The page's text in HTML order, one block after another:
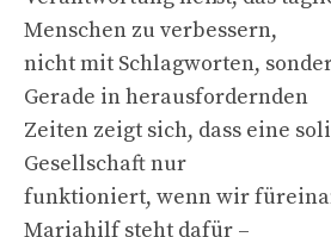
Menschen zu verbessern,
nicht mit Schlagworten,
Gerade in herausfordernden
Zeiten zeigt sich, dass eine
Gesellschaft nur
funktioniert, wenn wir
Mariahilf steht dafür –